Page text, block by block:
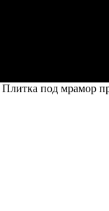
Плитка под мрамор